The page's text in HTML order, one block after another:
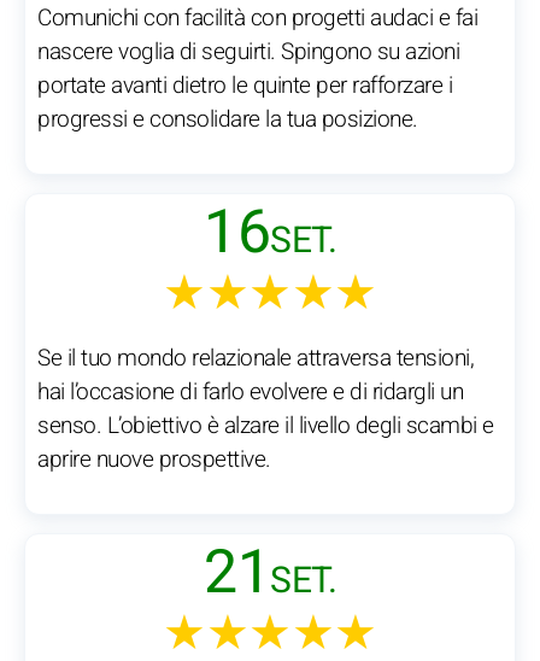
Comunichi con facilità con progetti audaci e fai
nascere voglia di seguirti. Spingono su azioni
portate avanti dietro le quinte per rafforzare i
progressi e consolidare la tua posizione.
16SET.
★★★★★
Se il tuo mondo relazionale attraversa tensioni,
hai l’occasione di farlo evolvere e di ridargli un
senso. L’obiettivo è alzare il livello degli scambi e
aprire nuove prospettive.
21 SET.
★★★★★